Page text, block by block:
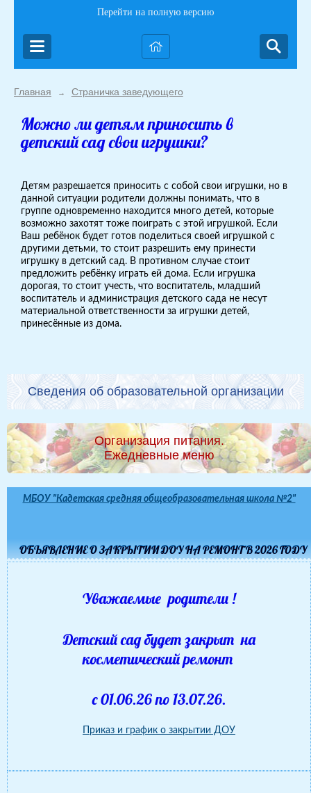
Перейти на полную версию
Главная → Страничка заведующего
Можно ли детям приносить в
детский сад свои игрушки?
Детям разрешается приносить с собой свои игрушки, но в
данной ситуации родители должны понимать, что в
группе одновременно находится много детей, которые
возможно захотят тоже поиграть с этой игрушкой. Если
Ваш ребёнок будет готов поделиться своей игрушкой с
другими детьми, то стоит разрешить ему принести
игрушку в детский сад. В противном случае стоит
предложить ребёнку играть ей дома. Если игрушка
дорогая, то стоит учесть, что воспитатель, младший
воспитатель и администрация детского сада не несут
материальной ответственности за игрушки детей,
принесённые из дома.
Сведения об образовательной организации
Организация питания.
Ежедневные меню
МБОУ "Кадетская средняя общеобразовательная школа №2"
ОБЪЯВЛЕНИЕ О ЗАКРЫТИИ ДОУ НА РЕМОНТ В 2026 ГОДУ
Уважаемые родители !
Детский сад будет закрыт на
косметический ремонт
с 01.06.26 по 13.07.26.
Приказ и график о закрытии ДОУ